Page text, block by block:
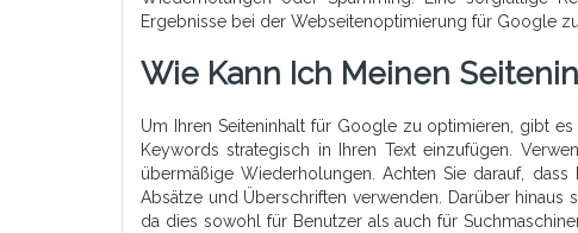
Ergebnisse bei der Webseitenoptimierung für Google
Wie Kann Ich Meinen
Um Ihren Seiteninhalt für Google zu optimieren, gibt
Keywords strategisch in Ihren Text einzufügen.
übermäßige Wiederholungen. Achten Sie darauf,
Absätze und Überschriften verwenden. Darüber hinaus
da dies sowohl für Benutzer als auch für